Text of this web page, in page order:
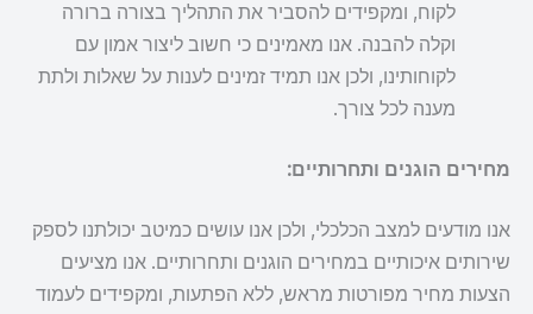
לקוח, ומקפידים להסביר את התהליך בצורה ברורה
וקלה להבנה. אנו מאמינים כי חשוב ליצור אמון עם
לקוחותינו, ולכן אנו תמיד זמינים לענות על שאלות ולתת
מענה לכל צורך.
מחירים הוגנים ותחרותיים:
אנו מודעים למצב הכלכלי, ולכן אנו עושים כמיטב יכולתנו לספק
שירותים איכותיים במחירים הוגנים ותחרותיים. אנו מציעים
הצעות מחיר מפורטות מראש, ללא הפתעות, ומקפידים לעמוד